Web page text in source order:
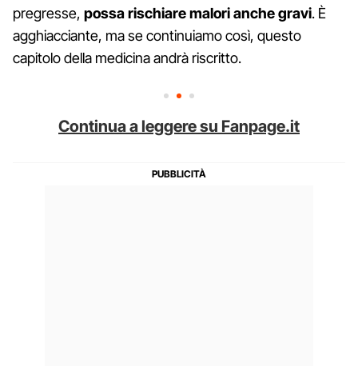
pregresse, possa rischiare malori anche gravi. È
agghiacciante, ma se continuiamo così, questo
capitolo della medicina andrà riscritto.
Continua a leggere su Fanpage.it